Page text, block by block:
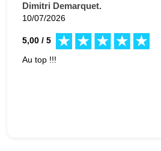
Dimitri Demarquet.
10/07/2026
5,00 / 5
Au top !!!